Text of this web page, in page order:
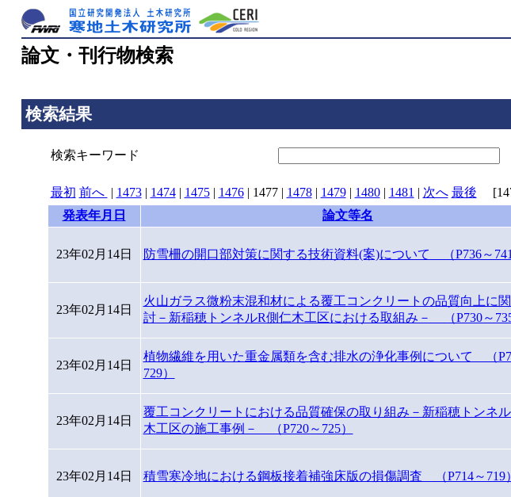
論文・刊行物検索
検索結果
検索キーワード
最初 前へ | 1473| 1474| 1475| 1476| 1477| 1478| 1479| 1480| 1481 | 次へ 最後
発表年月日
論文等名
23年02月14日 防雪柵の開口部対策に関する技術資料(案)について （P736～741
23年02月14日
火山ガラス微粉末混和材による覆工コンクリートの品質向上に
討－新稲穂トンネルR側仁木工区における取組み－ （P730～735
23年02月14日
植物繊維を用いた重金属類を含む排水の浄化事例について （
729）
23年02月14日
覆工コンクリートにおける品質確保の取り組み－新稲穂トンネ
木工区の施工事例－ （P720～725）
23年02月14日 積雪寒冷地における鋼板接着補強床版の損傷調査 （P714～719）